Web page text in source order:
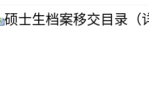
硕士生档案移交目录（